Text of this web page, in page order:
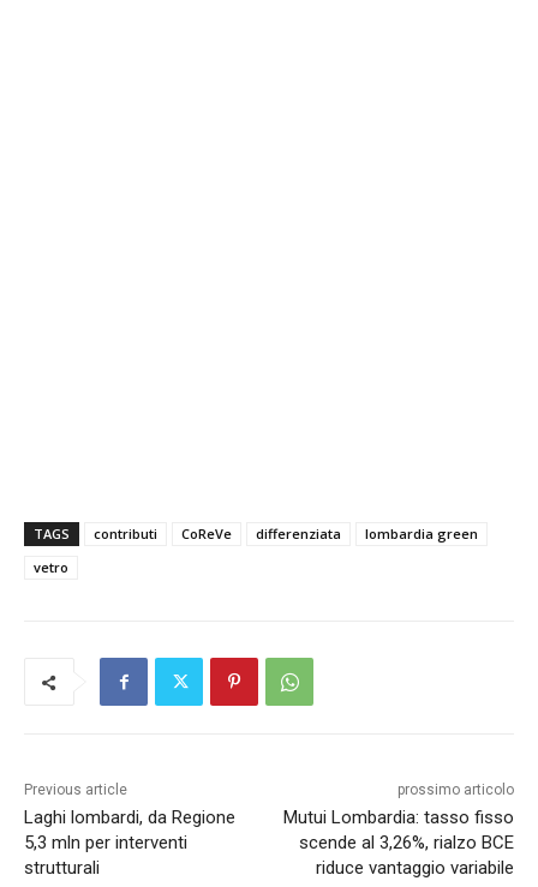
TAGS contributi CoReVe differenziata
lombardia green
vetro
Previous article
Laghi lombardi, da Regione
5,3 mln per interventi
strutturali
prossimo articolo
Mutui Lombardia: tasso fisso
scende al 3,26%, rialzo BCE
riduce vantaggio variabile